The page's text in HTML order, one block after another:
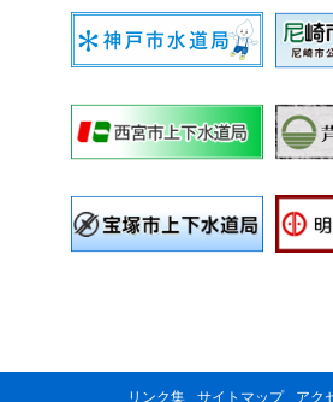
リンク集 サイトマップ アク